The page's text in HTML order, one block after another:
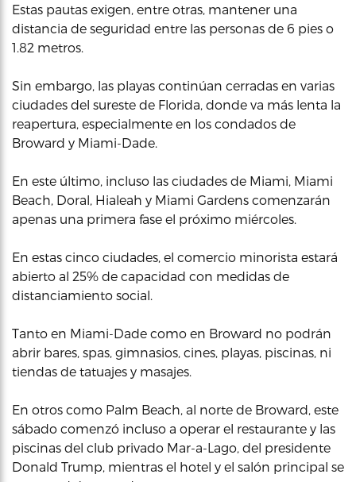
Estas pautas exigen, entre otras, mantener una
distancia de seguridad entre las personas de 6 pies o
1.82 metros.
Sin embargo, las playas continúan cerradas en varias
ciudades del sureste de Florida, donde va más lenta la
reapertura, especialmente en los condados de
Broward y Miami-Dade.
En este último, incluso las ciudades de Miami, Miami
Beach, Doral, Hialeah y Miami Gardens comenzarán
apenas una primera fase el próximo miércoles.
En estas cinco ciudades, el comercio minorista estará
abierto al 25% de capacidad con medidas de
distanciamiento social.
Tanto en Miami-Dade como en Broward no podrán
abrir bares, spas, gimnasios, cines, playas, piscinas, ni
tiendas de tatuajes y masajes.
En otros como Palm Beach, al norte de Broward, este
sábado comenzó incluso a operar el restaurante y las
piscinas del club privado Mar-a-Lago, del presidente
Donald Trump, mientras el hotel y el salón principal se